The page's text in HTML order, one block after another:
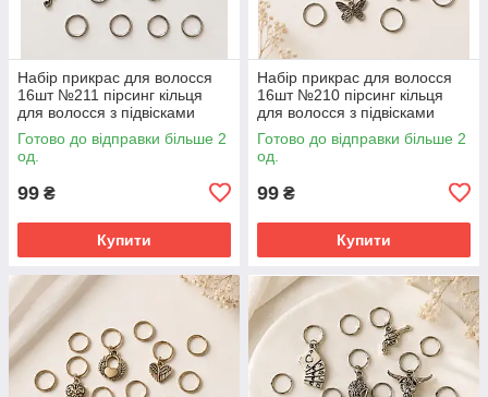
Набір прикрас для волосся
16шт №211 пірсинг кільця
для волосся з підвісками
Готово до відправки більше 2
од.
99 ₴
Купити
Набір прикрас для волосся
16шт №210 пірсинг кільця
для волосся з підвісками
Готово до відправки більше 2
од.
99 ₴
Купити